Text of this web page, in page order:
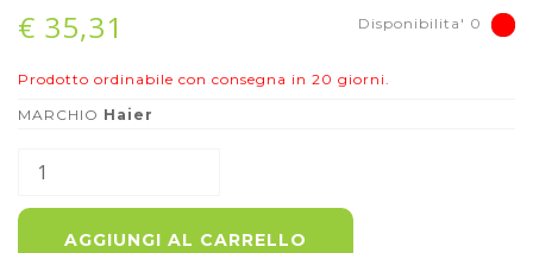
€ 35,31 Disponibilita' 0
Prodotto ordinabile con consegna in 20 giorni.
MARCHIO Haier
AGGIUNGI AL CARRELLO